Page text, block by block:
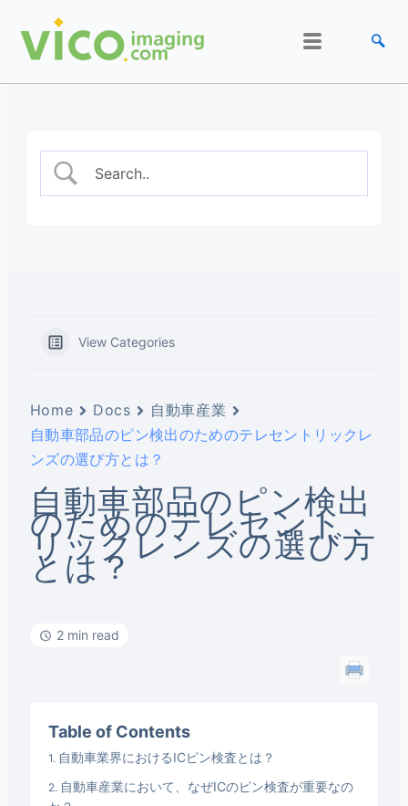
View Categories
Home Docs
自動車産業
自動車部品のピン検出のためのテレセントリックレ
ンズの選び方とは？
自動車部品のピン検出
のためのテレセント
リックレンズの選び方
とは？
2 min read
Table of Contents
自動車業界におけるICピン検査とは？
自動車産業において、なぜICのピン検査が重要なの